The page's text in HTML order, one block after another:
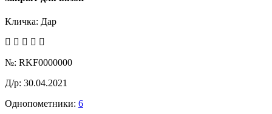
Кличка: Дар
№: RKF0000000
Д/р: 30.04.2021
Однопометники: 6